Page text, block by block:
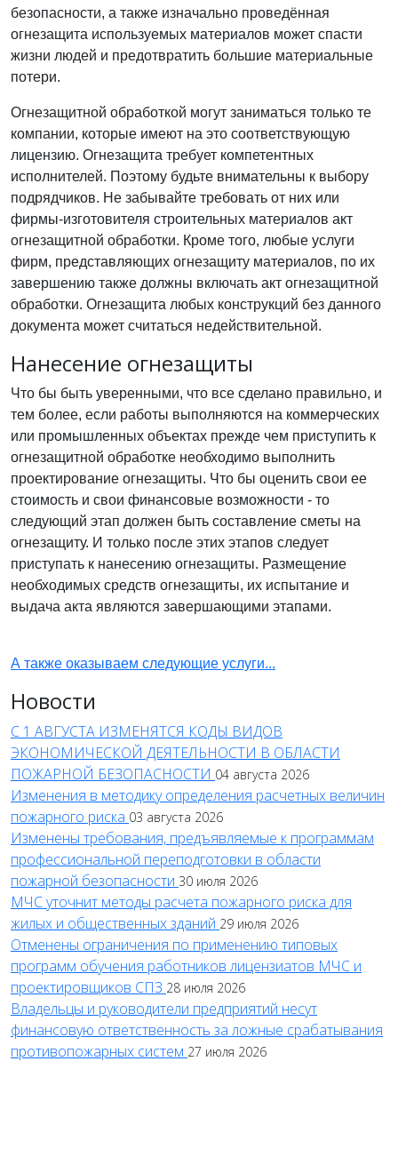
безопасности, а также изначально проведённая
огнезащита используемых материалов может спасти
жизни людей и предотвратить большие материальные
потери.
Огнезащитной обработкой могут заниматься только те
компании, которые имеют на это соответствующую
лицензию. Огнезащита требует компетентных
исполнителей. Поэтому будьте внимательны к выбору
подрядчиков. Не забывайте требовать от них или
фирмы-изготовителя строительных материалов акт
огнезащитной обработки. Кроме того, любые услуги
фирм, представляющих огнезащиту материалов, по их
завершению также должны включать акт огнезащитной
обработки. Огнезащита любых конструкций без данного
документа может считаться недействительной.
Нанесение огнезащиты
Что бы быть уверенными, что все сделано правильно, и
тем более, если работы выполняются на коммерческих
или промышленных объектах прежде чем приступить к
огнезащитной обработке необходимо выполнить
проектирование огнезащиты. Что бы оценить свои ее
стоимость и свои финансовые возможности - то
следующий этап должен быть составление сметы на
огнезащиту. И только после этих этапов следует
приступать к нанесению огнезащиты. Размещение
необходимых средств огнезащиты, их испытание и
выдача акта являются завершающими этапами.
А также оказываем следующие услуги...
Новости
С 1 АВГУСТА ИЗМЕНЯТСЯ КОДЫ ВИДОВ
ЭКОНОМИЧЕСКОЙ ДЕЯТЕЛЬНОСТИ В ОБЛАСТИ
ПОЖАРНОЙ БЕЗОПАСНОСТИ 04 августа 2026
Изменения в методику определения расчетных величин
пожарного риска 03 августа 2026
Изменены требования, предъявляемые к программам
профессиональной переподготовки в области
пожарной безопасности 30 июля 2026
МЧС уточнит методы расчета пожарного риска для
жилых и общественных зданий 29 июля 2026
Отменены ограничения по применению типовых
программ обучения работников лицензиатов МЧС и
проектировщиков СПЗ 28 июля 2026
Владельцы и руководители предприятий несут
финансовую ответственность за ложные срабатывания
противопожарных систем 27 июля 2026